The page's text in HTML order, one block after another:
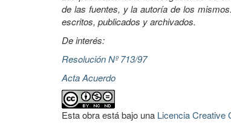
de las fuentes, y la autoría de los
escritos, publicados y archivados.
De interés:
Resolución Nº 713/97
Acta Acuerdo
Esta obra está bajo una Licencia Creative